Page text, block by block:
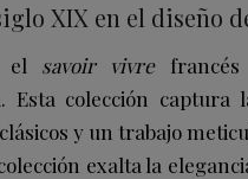
XIX en el diseño
el savoir vivrefrancés
colección captura
y un trabajo
exalta la